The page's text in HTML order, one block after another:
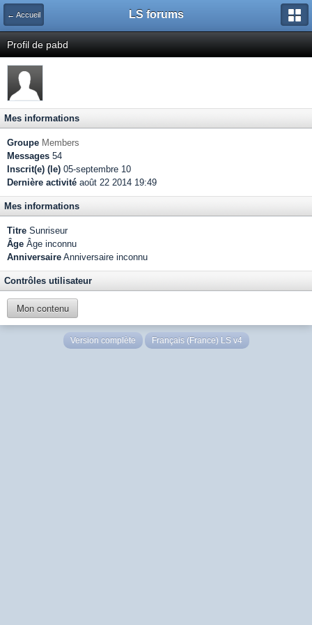
← Accueil LS forums
Profil de pabd
Mes informations
Groupe Members
Messages 54
Inscrit(e) (le) 05-septembre 10
Dernière activité août 22 2014 19:49
Mes informations
Titre Sunriseur
Âge Âge inconnu
Anniversaire Anniversaire inconnu
Contrôles utilisateur
Mon contenu
Version complète Français (France) LS v4